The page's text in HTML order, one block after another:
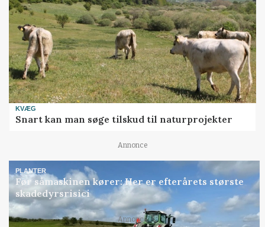
KVÆG
Snart kan man søge tilskud til naturprojekter
Annonce
PLANTER
Før såmaskinen kører: Her er efterårets største
skadedyrsrisici
Annonce